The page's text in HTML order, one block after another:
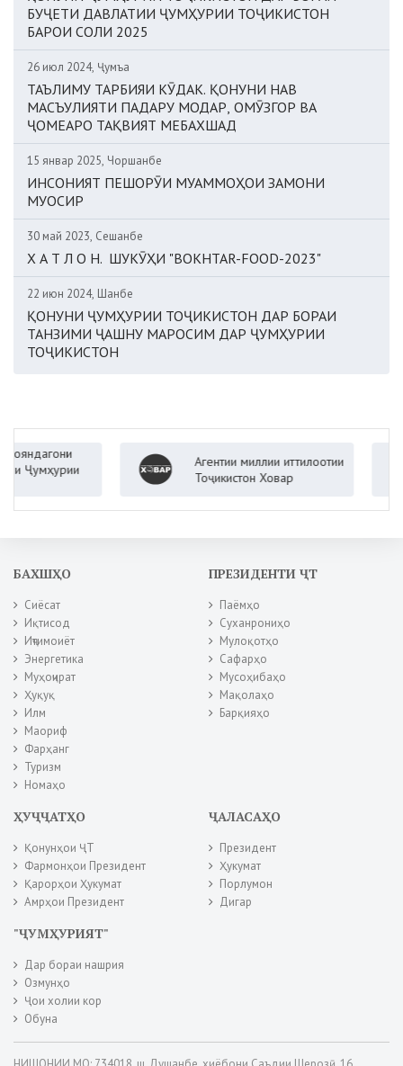
БУҶЕТИ ДАВЛАТИИ ҶУМҲУРИИ ТОҶИКИСТОН
БАРОИ СОЛИ 2025
26 июл 2024, Ҷумъа
ТАЪЛИМУ ТАРБИЯИ КӮДАК. ҚОНУНИ НАВ
МАСЪУЛИЯТИ ПАДАРУ МОДАР, ОМӮЗГОР ВА
ҶОМЕАРО ТАҚВИЯТ МЕБАХШАД
15 январ 2025, Чоршанбе
ИНСОНИЯТ ПЕШОРӮИ МУАММОҲОИ ЗАМОНИ
МУОСИР
30 май 2023, Сешанбе
Х А Т Л О Н. ШУКӮҲИ "BOKHTAR-FOOD-2023"
22 июн 2024, Шанбе
ҚОНУНИ ҶУМҲУРИИ ТОҶИКИСТОН ДАР БОРАИ
ТАНЗИМИ ҶАШНУ МАРОСИМ ДАР ҶУМҲУРИИ
ТОҶИКИСТОН
Агентии миллии иттилоотии
Тоҷикистон Ховар
БАХШҲО
Сиёсат
Иқтисод
Иҷтимоиёт
Энергетика
Муҳоҷират
Ҳуқуқ
Илм
Маориф
Фарҳанг
Туризм
Номаҳо
ПРЕЗИДЕНТИ ҶТ
Паёмҳо
Суханрониҳо
Мулоқотҳо
Сафарҳо
Мусоҳибаҳо
Мақолаҳо
Барқияҳо
ҲУҶҶАТҲО
Қонунҳои ҶТ
Фармонҳои Президент
Қарорҳои Ҳукумат
Амрҳои Президент
ҶАЛАСАҲО
Президент
Ҳукумат
Порлумон
Дигар
"ҶУМҲУРИЯТ"
Дар бораи нашрия
Озмунҳо
Ҷои холии кор
Обуна